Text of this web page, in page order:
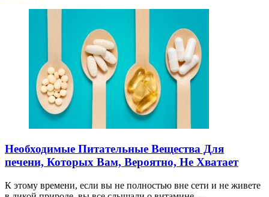
Необходимые Питательные Вещества Для
печени, Которых Вам, Вероятно, Не Хватает
К этому времени, если вы не полностью вне сети и не живете